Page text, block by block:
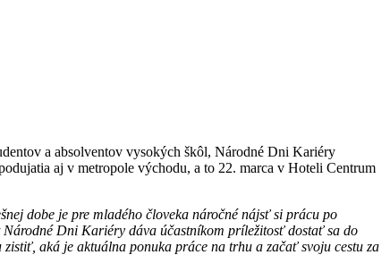
a absolventov vysokých škôl, Národné Dni Kariéry
aj v metropole východu, a to 22. marca v Hoteli Centrum
dobe je pre mladého človeka náročné nájsť si prácu po
Dni Kariéry dáva účastníkom príležitosť dostať sa do
aká je aktuálna ponuka práce na trhu a začať svoju cestu za